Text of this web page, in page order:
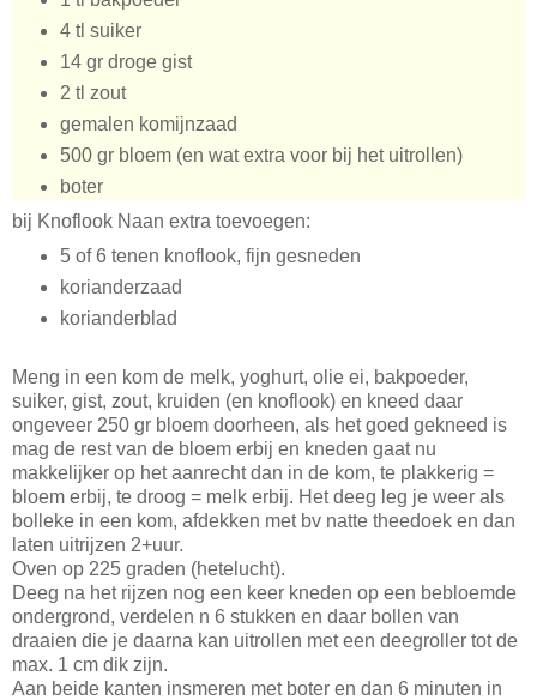
4 tl suiker
14 gr droge gist
2 tl zout
gemalen komijnzaad
500 gr bloem (en wat extra voor bij het uitrollen)
boter
bij Knoflook Naan extra toevoegen:
5 of 6 tenen knoflook, fijn gesneden
korianderzaad
korianderblad
Meng in een kom de melk, yoghurt, olie ei, bakpoeder,
suiker, gist, zout, kruiden (en knoflook) en kneed daar
ongeveer 250 gr bloem doorheen, als het goed gekneed is
mag de rest van de bloem erbij en kneden gaat nu
makkelijker op het aanrecht dan in de kom, te plakkerig =
bloem erbij, te droog = melk erbij. Het deeg leg je weer als
bolleke in een kom, afdekken met bv natte theedoek en dan
laten uitrijzen 2+uur.
Oven op 225 graden (hetelucht).
Deeg na het rijzen nog een keer kneden op een bebloemde
ondergrond, verdelen n 6 stukken en daar bollen van
draaien die je daarna kan uitrollen met een deegroller tot de
max. 1 cm dik zijn.
Aan beide kanten insmeren met boter en dan 6 minuten in